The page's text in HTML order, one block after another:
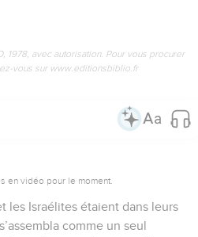
1978, avec autorisation. Pour vous procurer
vous sur www.editionsbiblio.fr
en vidéo pour le moment.
les Israélites étaient dans leurs
comme un seul